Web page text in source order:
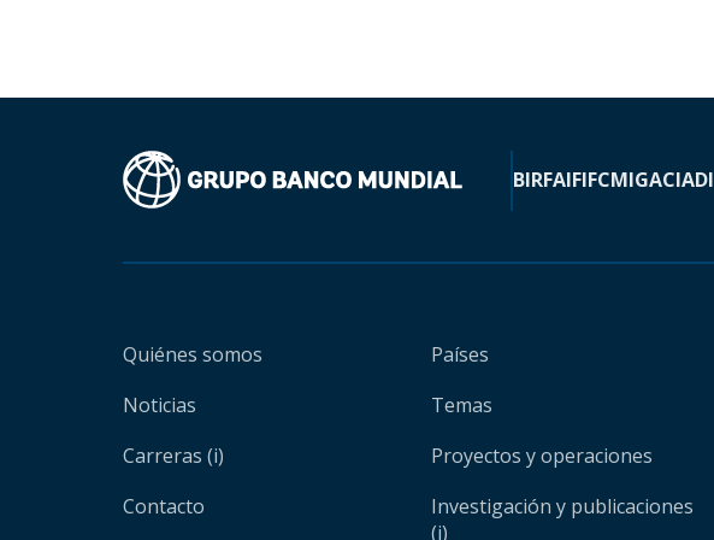
BIRFAIFIFCMIGACIADI
Quiénes somos
Noticias
Carreras (i)
Contacto
Países
Temas
Proyectos y operaciones
Investigación y publicaciones
(i)